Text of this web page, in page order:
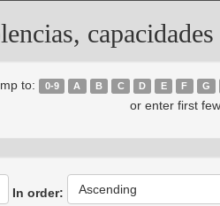
to: 0-9 A B C D E F G
or enter first
In order: Ascending